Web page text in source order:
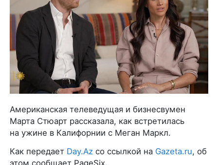
Американская телеведущая и бизнесвумен
Марта Стюарт рассказала, как встретилась
на ужине в Калифорнии с Меган Маркл.
Как передает Day.Az со ссылкой на Gazeta.ru, об
этом сообщает PageSix.